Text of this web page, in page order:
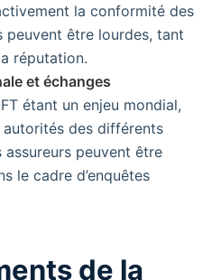
la conformité des
peuvent être lourdes, tant
réputation.
et échanges
étant un enjeu mondial,
des différents
assureurs peuvent être
le cadre d’enquêtes
de la